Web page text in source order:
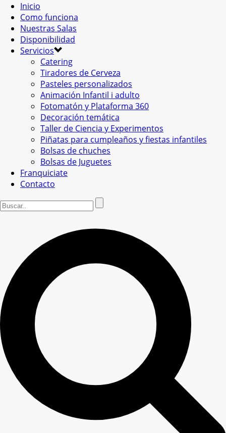
Inicio
Como funciona
Nuestras Salas
Disponibilidad
Servicios
Catering
Tiradores de Cerveza
Pasteles personalizados
Animación Infantil i adulto
Fotomatón y Plataforma 360
Decoración temática
Taller de Ciencia y Experimentos
Piñatas para cumpleaños y fiestas infantiles
Bolsas de chuches
Bolsas de Juguetes
Franquiciate
Contacto